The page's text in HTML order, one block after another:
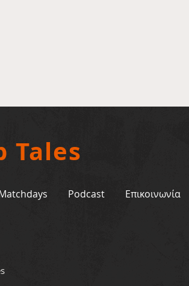
Tales
Podcast Επικοινωνία